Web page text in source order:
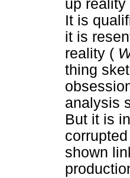
up
It is
it is
reality (
thing
analysis
But it is
shown